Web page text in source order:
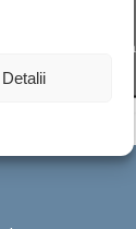
Detalii
a accepta cookie-
și pentru a
conținut